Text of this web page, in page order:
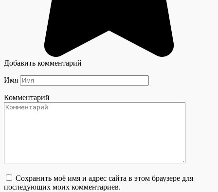
Добавить комментарий
Имя
Комментарий
Сохранить моё имя и адрес сайта в этом браузере для
последующих моих комментариев.